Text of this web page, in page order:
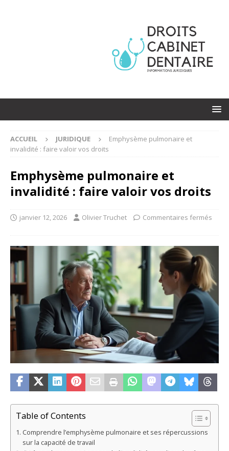
ACCUEIL JURIDIQUE
Emphysème pulmonaire et
invalidité : faire valoir vos droits
Emphysème pulmonaire et
invalidité : faire valoir vos droits
janvier 12, 2026 Olivier Truchet Commentaires fermés
Table of Contents
Comprendre l’emphysème pulmonaire et ses répercussions
sur la capacité de travail